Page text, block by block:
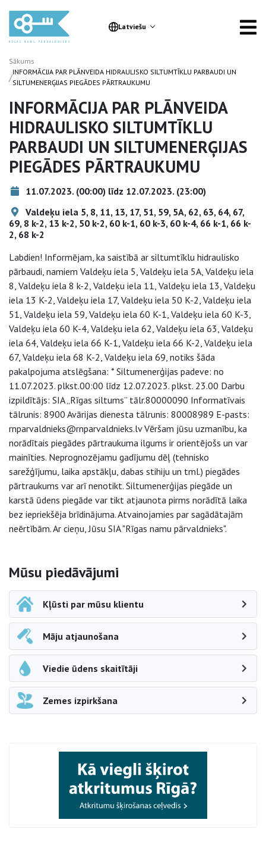
Latviešu
Sākums
/INFORMĀCIJA PAR PLĀNVEIDA HIDRAULISKO SILTUMTĪKLU PARBAUDI UN
SILTUMENERĢIJAS PIEGĀDES PĀRTRAUKUMU
INFORMĀCIJA PAR PLĀNVEIDA
HIDRAULISKO SILTUMTĪKLU
PARBAUDI UN SILTUMENERĢIJAS
PIEGĀDES PĀRTRAUKUMU
11.07.2023. (00:00) līdz 12.07.2023. (23:00)
Valdeķu iela 5, 8, 11, 13, 17, 51, 59, 5A, 62, 63, 64, 67,
69, 8 k-2, 13 k-2, 50 k-2, 60 k-1, 60 k-3, 60 k-4, 66 k-1, 66 k-
2, 68 k-2
Labdien! Informējam, ka saistībā ar siltumtīklu hidraulisko
pārbaudi, namiem Valdeķu iela 5, Valdeķu iela 5A, Valdeķu iela
8, Valdeķu iela 8 k-2, Valdeķu iela 11, Valdeķu iela 13, Valdeķu
iela 13 K-2, Valdeķu iela 17, Valdeķu iela 50 K-2, Valdeķu iela
51, Valdeķu iela 59, Valdeķu iela 60 K-1, Valdeķu iela 60 K-3,
Valdeķu iela 60 K-4, Valdeķu iela 62, Valdeķu iela 63, Valdeķu
iela 64, Valdeķu iela 66 K-1, Valdeķu iela 66 K-2, Valdeķu iela
67, Valdeķu iela 68 K-2, Valdeķu iela 69, notiks šāda
pakalpojuma atslēgšana: * Siltumenerģijas padeve: no
11.07.2023. plkst.00:00 līdz 12.07.2023. plkst. 23.00 Darbu
izpildītājs: SIA „Rīgas siltums” tālr.80000090 Informatīvais
tālrunis: 8900 Avārijas dienesta tālrunis: 80008989 E-pasts:
rnparvaldnieks@rnparvaldnieks.lv Vēršam jūsu uzmanību, ka
norādītais piegādes pārtraukuma ilgums ir orientējošs un var
mainīties. Neprognozējamu gadījumu dēļ (tehnisko
sarežģījumu, laika apstākļu, dabas stihiju un tml.) piegādes
pārtraukums var arī nenotikt. Siltumenerģijas piegāde un
karstā ūdens piegāde var tikt atjaunota pirms norādītā laika
bez iepriekšēja brīdinājuma. Atvainojamies par sagādātajām
neērtībām. Ar cieņu, Jūsu SIA "Rīgas namu pārvaldnieks".
Sāna navigācija
Mūsu piedāvājumi
Kļūsti par mūsu klientu
Māju atjaunošana
Viedie ūdens skaitītāji
Zemes izpirkšana